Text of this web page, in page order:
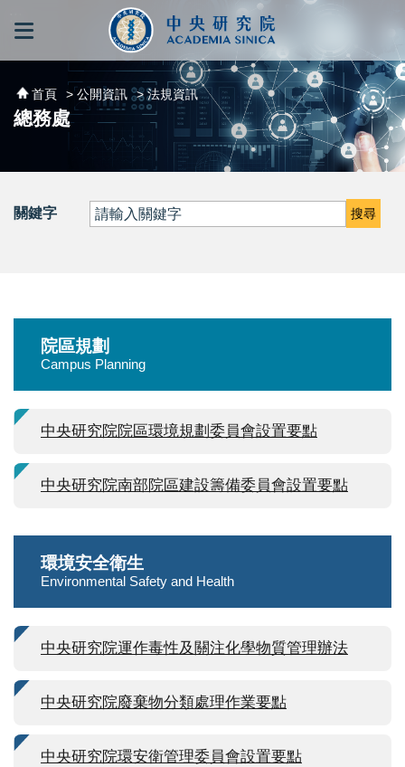
跳到主要內容區塊
首頁 > 公開資訊 > 法規資訊
總務處
關鍵字 搜尋
院區規劃
Campus Planning
中央研究院院區環境規劃委員會設置要點
中央研究院南部院區建設籌備委員會設置要點
環境安全衛生
Environmental Safety and Health
中央研究院運作毒性及關注化學物質管理辦法
中央研究院廢棄物分類處理作業要點
中央研究院環安衛管理委員會設置要點